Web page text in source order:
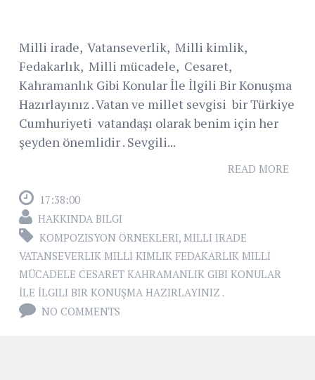
Milli irade, Vatanseverlik, Milli kimlik,
Fedakarlık, Milli mücadele, Cesaret,
Kahramanlık Gibi Konular İle İlgili Bir Konuşma
Hazırlayınız . Vatan ve millet sevgisi bir Türkiye
Cumhuriyeti vatandaşı olarak benim için her
şeyden önemlidir . Sevgili...
READ MORE
17:38:00
HAKKINDA BILGI
KOMPOZISYON ÖRNEKLERI, MILLI IRADE
VATANSEVERLIK MILLI KIMLIK FEDAKARLIK MILLI
MÜCADELE CESARET KAHRAMANLIK GIBI KONULAR
İLE İLGILI BIR KONUŞMA HAZIRLAYINIZ .
NO COMMENTS